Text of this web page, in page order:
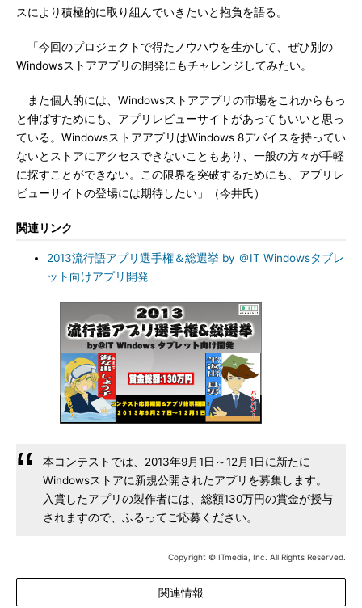
スにより積極的に取り組んでいきたいと抱負を語る。
「今回のプロジェクトで得たノウハウを生かして、ぜひ別の
Windowsストアアプリの開発にもチャレンジしてみたい。
また個人的には、Windowsストアアプリの市場をこれからもっ
と伸ばすためにも、アプリレビューサイトがあってもいいと思っ
ている。WindowsストアアプリはWindows 8デバイスを持ってい
ないとストアにアクセスできないこともあり、一般の方々が手軽
に探すことができない。この限界を突破するためにも、アプリレ
ビューサイトの登場には期待したい」（今井氏）
関連リンク
2013流行語アプリ選手権＆総選挙 by ＠IT Windowsタブレ
ット向けアプリ開発
本コンテストでは、2013年9月1日～12月1日に新たに
Windowsストアに新規公開されたアプリを募集します。
入賞したアプリの製作者には、総額130万円の賞金が授与
されますので、ふるってご応募ください。
Copyright © ITmedia, Inc. All Rights Reserved.
関連情報